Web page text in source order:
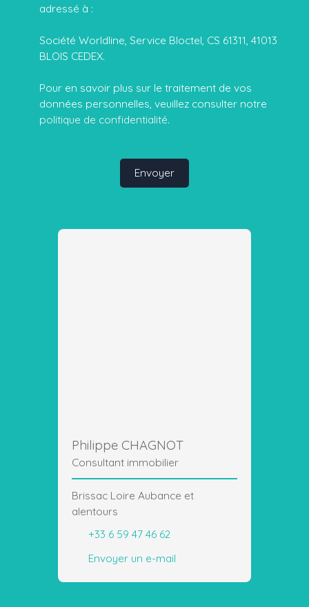
adressé à :
Société Worldline, Service Bloctel, CS 61311, 41013
BLOIS CEDEX.
Pour en savoir plus sur le traitement de vos
données personnelles, veuillez consulter notre
politique de confidentialité.
Envoyer
Philippe CHAGNOT
Consultant immobilier
Brissac Loire Aubance et
alentours
+33 6 59 47 46 62
Envoyer un e-mail